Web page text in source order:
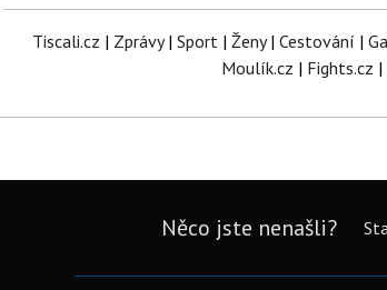
Tiscali.cz | Zprávy| Sport| Ženy| Cestování |
Moulík.cz | Fights.cz |
Něco jste nenašli?